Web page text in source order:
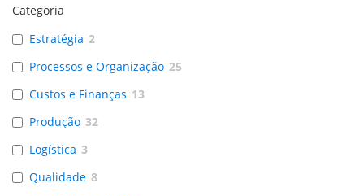
Categoria
Estratégia 2
Processos e Organização 25
Custos e Finanças 13
Produção 32
Logística 3
Qualidade 8